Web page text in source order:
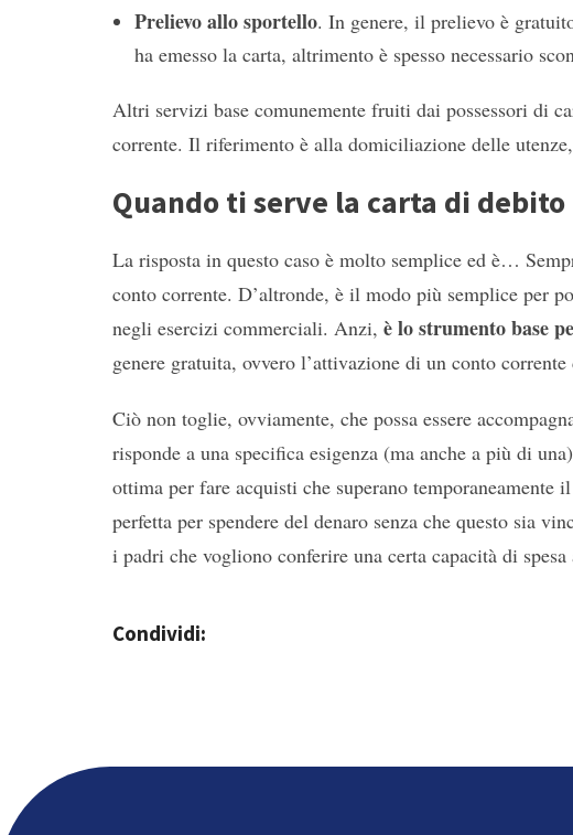
Prelievo allo sportello. In genere, il prelievo è
ha emesso la carta, altrimento è spesso necessario
Altri servizi base comunemente fruiti dai possessori di
corrente. Il riferimento è alla domiciliazione delle
Quando ti serve la carta di debito
La risposta in questo caso è molto semplice ed è…
conto corrente. D’altronde, è il modo più semplice per
negli esercizi commerciali. Anzi, è lo strumento base
genere gratuita, ovvero l’attivazione di un conto
Ciò non toglie, ovviamente, che possa essere
risponde a una specifica esigenza (ma anche a più di
ottima per fare acquisti che superano temporaneamente
perfetta per spendere del denaro senza che questo sia
i padri che vogliono conferire una certa capacità di
Condividi: